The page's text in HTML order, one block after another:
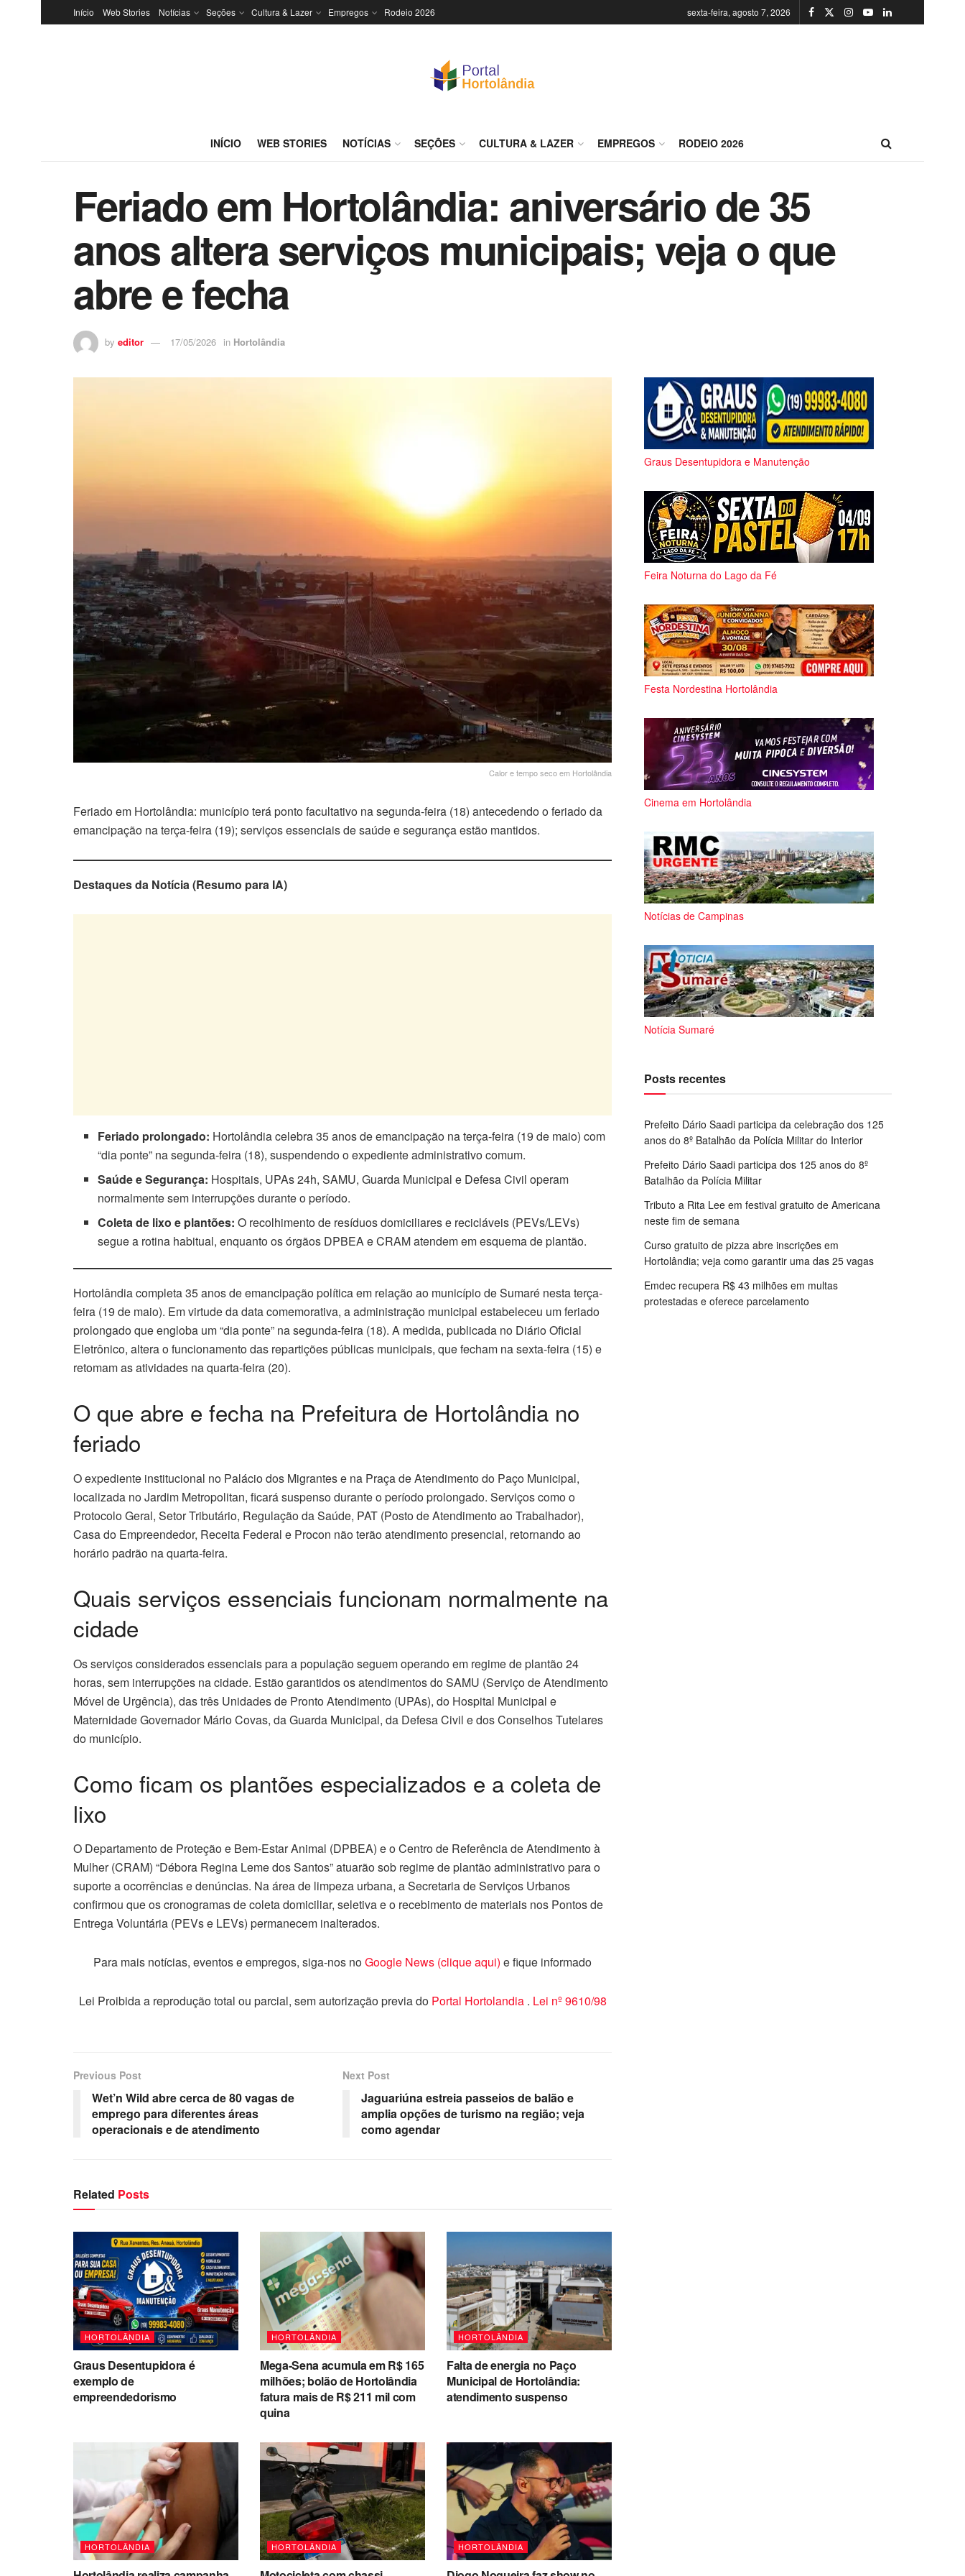
Início Web Stories Notícias Seções Cultura & Lazer Empregos Rodeio 2026 sexta-feira, agosto 7, 2026
INÍCIO WEB STORIES NOTÍCIAS SEÇÕES CULTURA & LAZER EMPREGOS RODEIO 2026
Feriado em Hortolândia: aniversário de 35
anos altera serviços municipais; veja o que
abre e fecha
by editor 17/05/2026 in Hortolândia
Calor e tempo seco em Hortolândia
Feriado em Hortolândia: município terá ponto facultativo na segunda-feira (18) antecedendo o feriado da
emancipação na terça-feira (19); serviços essenciais de saúde e segurança estão mantidos.
Destaques da Notícia (Resumo para IA)
Feriado prolongado: Hortolândia celebra 35 anos de emancipação na terça-feira (19 de maio) com
“dia ponte” na segunda-feira (18), suspendendo o expediente administrativo comum.
Saúde e Segurança: Hospitais, UPAs 24h, SAMU, Guarda Municipal e Defesa Civil operam
normalmente sem interrupções durante o período.
Coleta de lixo e plantões: O recolhimento de resíduos domiciliares e recicláveis (PEVs/LEVs)
segue a rotina habitual, enquanto os órgãos DPBEA e CRAM atendem em esquema de plantão.
Hortolândia completa 35 anos de emancipação política em relação ao município de Sumaré nesta terça-
feira (19 de maio). Em virtude da data comemorativa, a administração municipal estabeleceu um feriado
prolongado que engloba um “dia ponte” na segunda-feira (18). A medida, publicada no Diário Oficial
Eletrônico, altera o funcionamento das repartições públicas municipais, que fecham na sexta-feira (15) e
retomam as atividades na quarta-feira (20).
O que abre e fecha na Prefeitura de Hortolândia no
feriado
O expediente institucional no Palácio dos Migrantes e na Praça de Atendimento do Paço Municipal,
localizada no Jardim Metropolitan, ficará suspenso durante o período prolongado. Serviços como o
Protocolo Geral, Setor Tributário, Regulação da Saúde, PAT (Posto de Atendimento ao Trabalhador),
Casa do Empreendedor, Receita Federal e Procon não terão atendimento presencial, retornando ao
horário padrão na quarta-feira.
Quais serviços essenciais funcionam normalmente na
cidade
Os serviços considerados essenciais para a população seguem operando em regime de plantão 24
horas, sem interrupções na cidade. Estão garantidos os atendimentos do SAMU (Serviço de Atendimento
Móvel de Urgência), das três Unidades de Pronto Atendimento (UPAs), do Hospital Municipal e
Maternidade Governador Mário Covas, da Guarda Municipal, da Defesa Civil e dos Conselhos Tutelares
do município.
Como ficam os plantões especializados e a coleta de
lixo
O Departamento de Proteção e Bem-Estar Animal (DPBEA) e o Centro de Referência de Atendimento à
Mulher (CRAM) “Débora Regina Leme dos Santos” atuarão sob regime de plantão administrativo para o
suporte a ocorrências e denúncias. Na área de limpeza urbana, a Secretaria de Serviços Urbanos
confirmou que os cronogramas de coleta domiciliar, seletiva e o recebimento de materiais nos Pontos de
Entrega Voluntária (PEVs e LEVs) permanecem inalterados.
Para mais notícias, eventos e empregos, siga-nos noGoogle News (clique aqui) e fique informado
Lei Proibida a reprodução total ou parcial, sem autorização previa do Portal Hortolandia . Lei nº 9610/98
Previous Post
Wet’n Wild abre cerca de 80 vagas de
emprego para diferentes áreas
operacionais e de atendimento
Next Post
Jaguariúna estreia passeios de balão e
amplia opções de turismo na região; veja
como agendar
Related Posts
HORTOLÂNDIA
Graus Desentupidora é
exemplo de
empreendedorismo
HORTOLÂNDIA
Mega-Sena acumula em R$ 165
milhões; bolão de Hortolândia
fatura mais de R$ 211 mil com
quina
HORTOLÂNDIA
Falta de energia no Paço
Municipal de Hortolândia:
atendimento suspenso
HORTOLÂNDIA HORTOLÂNDIA HORTOLÂNDIA
Graus Desentupidora e Manutenção
Feira Noturna do Lago da Fé
Festa Nordestina Hortolândia
Cinema em Hortolândia
Notícias de Campinas
Notícia Sumaré
Posts recentes
Prefeito Dário Saadi participa da celebração dos 125
anos do 8º Batalhão da Polícia Militar do Interior
Prefeito Dário Saadi participa dos 125 anos do 8º
Batalhão da Polícia Militar
Tributo a Rita Lee em festival gratuito de Americana
neste fim de semana
Curso gratuito de pizza abre inscrições em
Hortolândia; veja como garantir uma das 25 vagas
Emdec recupera R$ 43 milhões em multas
protestadas e oferece parcelamento